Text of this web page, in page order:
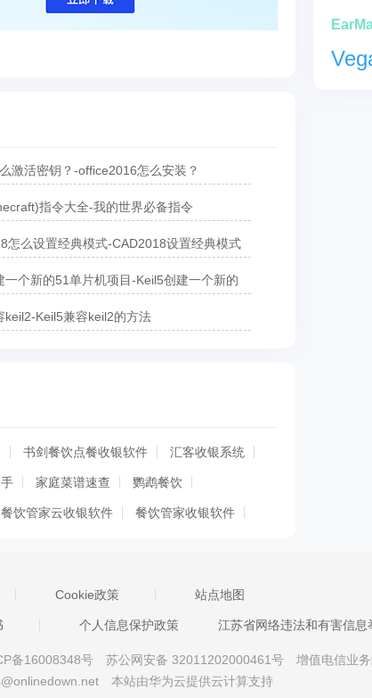
激活密钥？-office2016怎么安装？
指令大全-我的世界必备指令
怎么设置经典模式-CAD2018设置经典模式
一个新的51单片机项目-Keil5创建一个新的
keil2-Keil5兼容keil2的方法
书剑餐饮点餐收银软件 汇客收银系统
家庭菜谱速查 鹦鹉餐饮
餐饮管家云收银软件 餐饮管家收银软件
软件 天店餐饮收银系统 店来客饮食通
管理系统 德易力明餐饮娱乐管理系统
件 餐厅点菜系统 维克餐饮娱乐管理系统
Cookie政策 站点地图
个人信息保护政策 江苏省网络违法和有害信息
备16008348号 苏公网安备 32011202000461号
增值电信业
本站由华为云提供云计算支持